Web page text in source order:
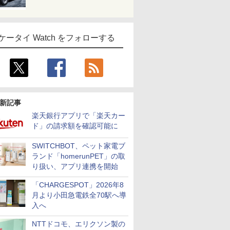
ータイ Watch をフォローする
記事
楽天銀行アプリで「楽天カー
ド」の請求額を確認可能に
SWITCHBOT、ペット家電ブ
ランド「homerunPET」の取
り扱い、アプリ連携を開始
「CHARGESPOT」2026年8
月より小田急電鉄全70駅へ導
入へ
NTTドコモ、エリクソン製の